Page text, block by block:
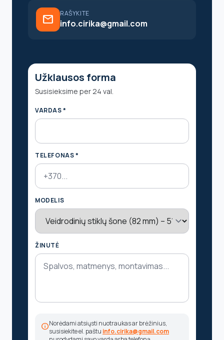
mail RAŠYKITE
info.cirika@gmail.com
Užklausos forma
Susisieksime per 24 val.
VARDAS *
TELEFONAS *
MODELIS
ŽINUTĖ
infoNorėdami atsiųsti nuotraukas ar brėžinius,
susisiekite el. paštu info.cirika@gmail.com